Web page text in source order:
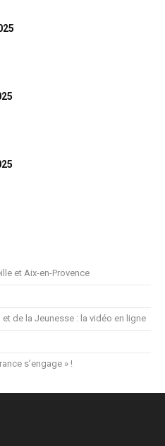
et Aix-en-Provence
de la Jeunesse : la vidéo en ligne
s’engage » !